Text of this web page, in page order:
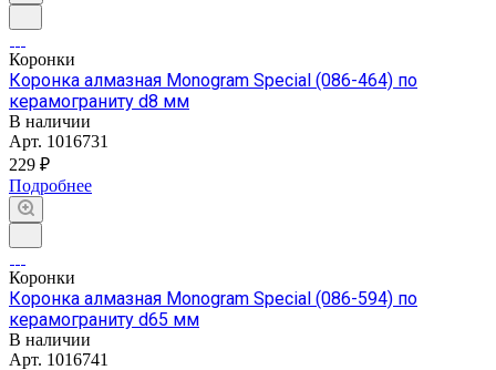
Коронки
Коронка алмазная Monogram Special (086-464) по
керамограниту d8 мм
В наличии
Арт. 1016731
229 ₽
Подробнее
Коронки
Коронка алмазная Monogram Special (086-594) по
керамограниту d65 мм
В наличии
Арт. 1016741